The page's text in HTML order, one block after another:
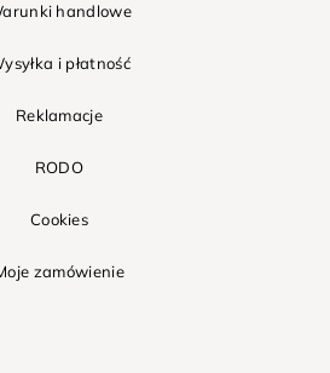
handlowe
i płatność
Reklamacje
RODO
Cookies
zamówienie